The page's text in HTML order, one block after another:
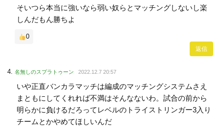
そいつら本当に強いなら弱い奴らとマッチングしないし楽
しんだもん勝ちよ
0
返信
名無しのスプラトゥーン 2022.12.7 20:57
いや正直バンカラマッチは編成のマッチングシステムさえ
まともにしてくれれば不満はそんなないわ。試合の前から
明らかに負けるだろってレベルのトライストリンガー3入り
チームとかやめてほしいんだ